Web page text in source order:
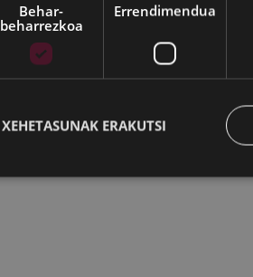
Behar-
beharrezkoa
Errendimendua
XEHETASUNAK ERAKUTSI